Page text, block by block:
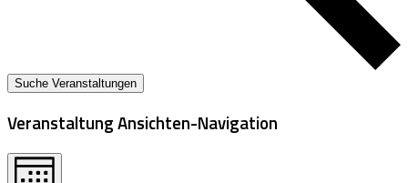
Suche Veranstaltungen
Veranstaltung Ansichten-Navigation